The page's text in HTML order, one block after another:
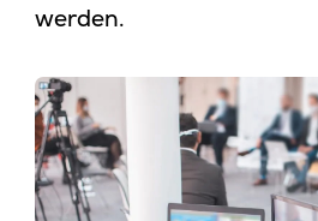
werden.